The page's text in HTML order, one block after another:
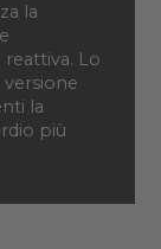
la
Lo
la
più